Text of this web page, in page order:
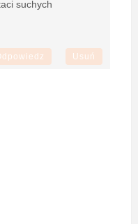
suchych
Usuń